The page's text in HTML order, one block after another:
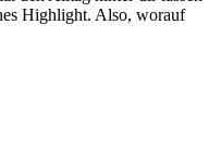
Highlight. Also, worauf